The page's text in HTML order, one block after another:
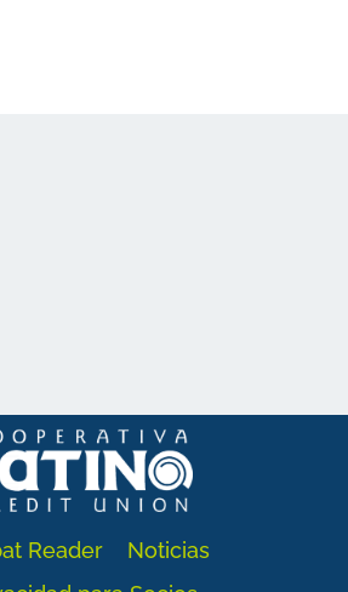
Reader
Noticias